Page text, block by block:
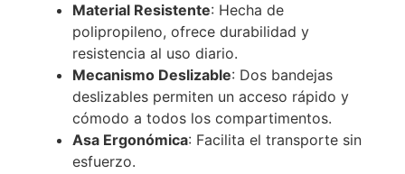
Material Resistente: Hecha de
polipropileno, ofrece durabilidad y
resistencia al uso diario.
Mecanismo Deslizable: Dos bandejas
deslizables permiten un acceso rápido y
cómodo a todos los compartimentos.
Asa Ergonómica: Facilita el transporte sin
esfuerzo.